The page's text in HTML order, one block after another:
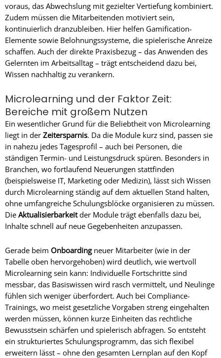
voraus, das Abwechslung mit gezielter Vertiefung kombiniert.
Zudem müssen die Mitarbeitenden motiviert sein,
kontinuierlich dranzubleiben. Hier helfen Gamification-
Elemente sowie Belohnungssysteme, die spielerische Anreize
schaffen. Auch der direkte Praxisbezug – das Anwenden des
Gelernten im Arbeitsalltag – trägt entscheidend dazu bei,
Wissen nachhaltig zu verankern.
Microlearning und der Faktor Zeit:
Bereiche mit großem Nutzen
Ein wesentlicher Grund für die Beliebtheit von Microlearning
liegt in der Zeitersparnis. Da die Module kurz sind, passen sie
in nahezu jedes Tagesprofil – auch bei Personen, die
ständigen Termin- und Leistungsdruck spüren. Besonders in
Branchen, wo fortlaufend Neuerungen stattfinden
(beispielsweise IT, Marketing oder Medizin), lässt sich Wissen
durch Microlearning ständig auf dem aktuellen Stand halten,
ohne umfangreiche Schulungsblöcke organisieren zu müssen.
Die Aktualisierbarkeitder Module trägt ebenfalls dazu bei,
Inhalte schnell auf neue Gegebenheiten anzupassen.
Gerade beim Onboardingneuer Mitarbeiter (wie in der
Tabelle oben hervorgehoben) wird deutlich, wie wertvoll
Microlearning sein kann: Individuelle Fortschritte sind
messbar, das Basiswissen wird rasch vermittelt, und Neulinge
fühlen sich weniger überfordert. Auch bei Compliance-
Trainings, wo meist gesetzliche Vorgaben streng eingehalten
werden müssen, können kurze Einheiten das rechtliche
Bewusstsein schärfen und spielerisch abfragen. So entsteht
ein strukturiertes Schulungsprogramm, das sich flexibel
erweitern lässt – ohne den gesamten Lernplan auf den Kopf